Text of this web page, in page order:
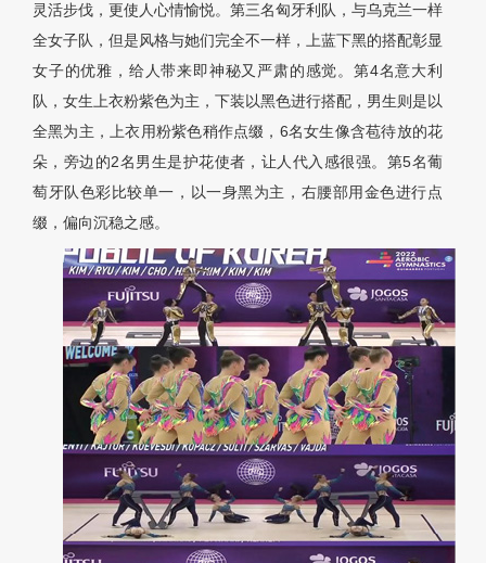
灵活步伐，更使人心情愉悦。第三名匈牙利队，与乌克兰一样
全女子队，但是风格与她们完全不一样，上蓝下黑的搭配彰显
女子的优雅，给人带来即神秘又严肃的感觉。第4名意大利
队，女生上衣粉紫色为主，下装以黑色进行搭配，男生则是以
全黑为主，上衣用粉紫色稍作点缀，6名女生像含苞待放的花
朵，旁边的2名男生是护花使者，让人代入感很强。第5名葡
萄牙队色彩比较单一，以一身黑为主，右腰部用金色进行点
缀，偏向沉稳之感。